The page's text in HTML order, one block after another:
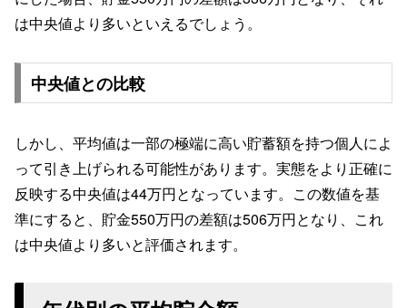
は中央値より多いといえるでしょう。
中央値との比較
しかし、平均値は一部の極端に高い貯蓄額を持つ個人によ
って引き上げられる可能性があります。実態をより正確に
反映する中央値は44万円となっています。この数値を基
準にすると、貯金550万円の差額は506万円となり、これ
は中央値より多いと評価されます。